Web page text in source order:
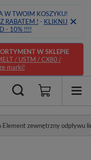
W TWOIM KOSZYKU!
RABATEM ! - KLIKNIJ
- 10% !!!!
W SKLEPIE
/ USTM / CX80 /
marki!
Element zewnętrzny odpływu